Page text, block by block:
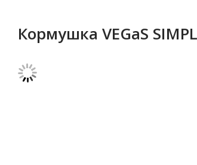
Кормушка VEGaS